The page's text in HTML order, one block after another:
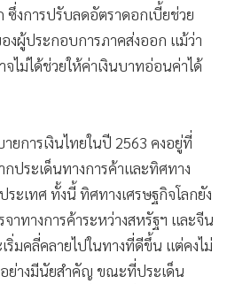
งการปรับลดอัตราดอกเบี้ยช่วย
งผู้ประกอบการภาคส่งออก แม้ว่า
ไม่ได้ช่วยให้ค่าเงินบาทอ่อนค่าได้
ยการเงินไทยในปี 2563 คงอยู่ที่
ประเด็นทางการค้าและทิศทาง
ะเทศ ทั้งนี้ ทิศทางเศรษฐกิจโลกยัง
จาทางการค้าระหว่างสหรัฐฯ และจีน
ริ่มคลี่คลายไปในทางที่ดีขึ้น แต่คงไม่
อย่างมีนัยสำคัญ ขณะที่ประเด็น